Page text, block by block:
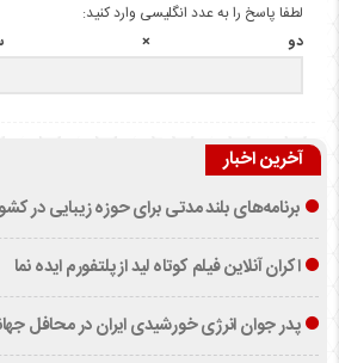
لطفا پاسخ را به عدد انگلیسی وارد کنید:
دو ×
آخرین اخبار
برنامه‌های بلند مدتی برای حوزه زیبایی در
اکران آنلاین فیلم کوتاه لید از پلتفورم ایده نما
پدر جوان انرژی خورشیدی ایران در محافل